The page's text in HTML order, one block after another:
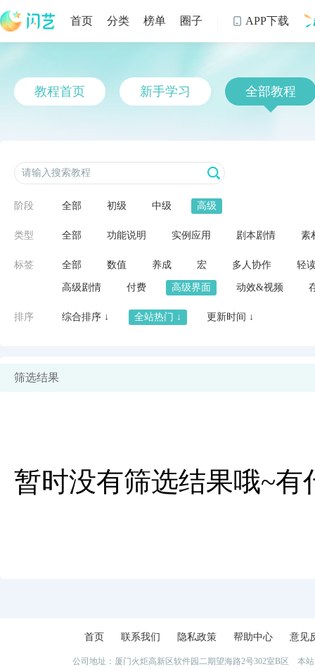
首页 分类 榜单 圈子  APP下载
教程首页 新手学习 全部教程
阶段 全部 初级 中级 高级
类型 全部 功能说明 实例应用 剧本剧情 素
标签 全部 数值 养成 宏 多人协作 轻
高级剧情 付费 高级界面 动效&视频
排序 综合排序 ↓ 全站热门 ↓ 更新时间 ↓
筛选结果
暂时没有筛选结果哦~
首页 联系我们 隐私政策 帮助中心 意见
公司地址：厦门火炬高新区软件园二期望海路2号302室B区 本